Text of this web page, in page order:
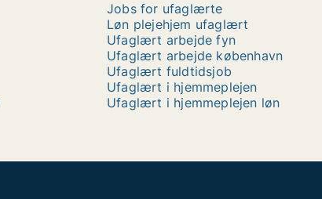
Jobs for ufaglærte
Løn plejehjem ufaglært
Ufaglært arbejde fyn
Ufaglært arbejde københavn
Ufaglært fuldtidsjob
Ufaglært i hjemmeplejen
Ufaglært i hjemmeplejen løn